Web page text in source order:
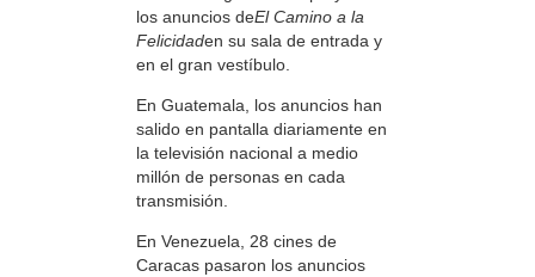
los anuncios deEl Camino a la
Felicidaden su sala de entrada y
en el gran vestíbulo.
En Guatemala, los anuncios han
salido en pantalla diariamente en
la televisión nacional a medio
millón de personas en cada
transmisión.
En Venezuela, 28 cines de
Caracas pasaron los anuncios